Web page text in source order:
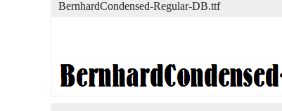
BernhardCondensed-Regular-DB.ttf